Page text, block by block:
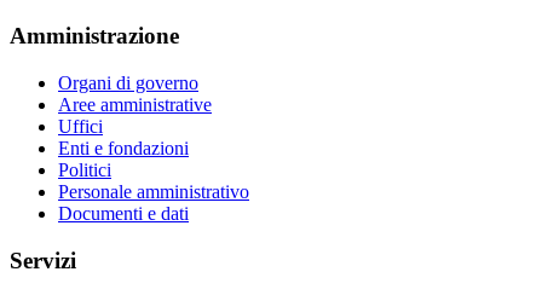
Amministrazione
Organi di governo
Aree amministrative
Uffici
Enti e fondazioni
Politici
Personale amministrativo
Documenti e dati
Servizi